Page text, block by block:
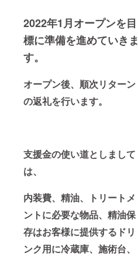
2022年1月オープンを目
標に準備を進めていきま
す。
オープン後、順次リターン
の返礼を行います。
支援金の使い道としまして
は、
内装費、精油、トリートメ
ントに必要な物品、精油保
存はお客様に提供するドリ
ンク用に冷蔵庫、施術台、